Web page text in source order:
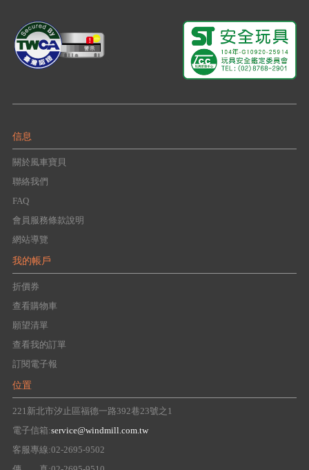
信息
關於風車寶貝
聯絡我們
FAQ
會員服務條款說明
網站導覽
我的帳戶
折價券
查看購物車
願望清單
查看我的訂單
訂閱電子報
位置
221新北市汐止區福德一路392巷23號之1
電子信箱:service@windmill.com.tw
客服專線:02-2695-9502